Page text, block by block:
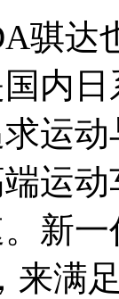
骐达
内
运
运
新
来满